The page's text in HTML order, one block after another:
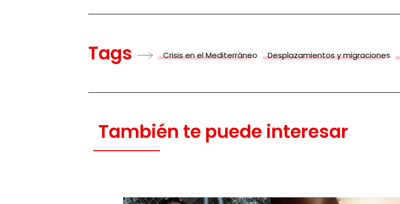
Tags Crisis en el Mediterráneo Desplazamientos y migraciones
También te puede interesar